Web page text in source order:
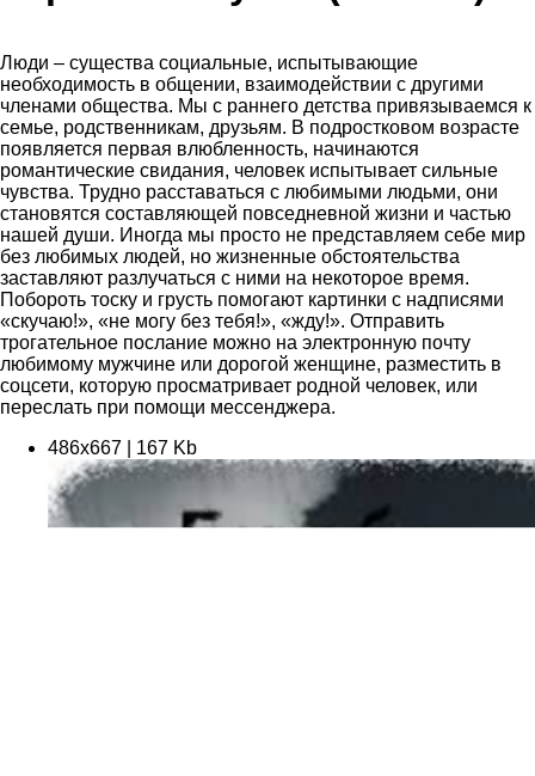
Люди – существа социальные, испытывающие
необходимость в общении, взаимодействии с другими
членами общества. Мы с раннего детства привязываемся к
семье, родственникам, друзьям. В подростковом возрасте
появляется первая влюбленность, начинаются
романтические свидания, человек испытывает сильные
чувства. Трудно расставаться с любимыми людьми, они
становятся составляющей повседневной жизни и частью
нашей души. Иногда мы просто не представляем себе мир
без любимых людей, но жизненные обстоятельства
заставляют разлучаться с ними на некоторое время.
Побороть тоску и грусть помогают картинки с надписями
«скучаю!», «не могу без тебя!», «жду!». Отправить
трогательное послание можно на электронную почту
любимому мужчине или дорогой женщине, разместить в
соцсети, которую просматривает родной человек, или
переслать при помощи мессенджера.
486х667 | 167 Kb